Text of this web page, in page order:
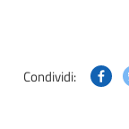
Condividi: